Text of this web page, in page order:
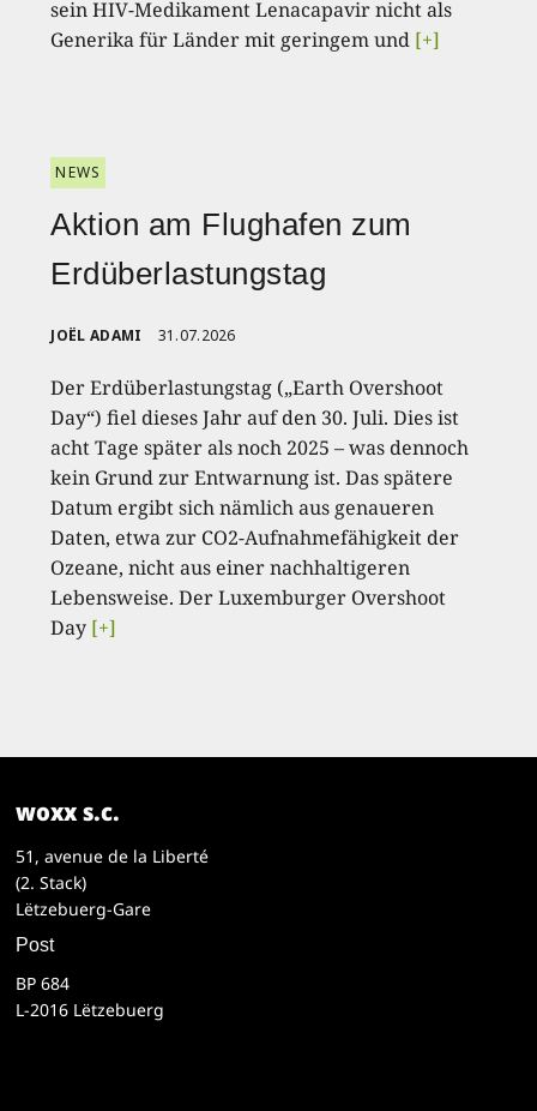
sein HIV-Medikament Lenacapavir nicht als
Generika für Länder mit geringem und [+]
NEWS
Aktion am Flughafen zum
Erdüberlastungstag
JOËL ADAMI 31.07.2026
Der Erdüberlastungstag („Earth Overshoot
Day“) fiel dieses Jahr auf den 30. Juli. Dies ist
acht Tage später als noch 2025 – was dennoch
kein Grund zur Entwarnung ist. Das spätere
Datum ergibt sich nämlich aus genaueren
Daten, etwa zur CO2-Aufnahmefähigkeit der
Ozeane, nicht aus einer nachhaltigeren
Lebensweise. Der Luxemburger Overshoot
Day [+]
woxx s.c.
51, avenue de la Liberté
(2. Stack)
Lëtzebuerg-Gare
Post
BP 684
L-2016 Lëtzebuerg